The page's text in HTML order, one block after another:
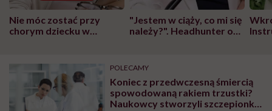
Nie móc zostać przy
chorym dziecku w
może chyba tylko
głupota i brak
wyobraźni"
"Jestem w ciąży, co mi się
należy?". Headhunter o
pracy
POLECAMY
Koniec z przedwczesną śmiercią
spowodowaną rakiem trzustki?
Naukowcy stworzyli szczepionkę